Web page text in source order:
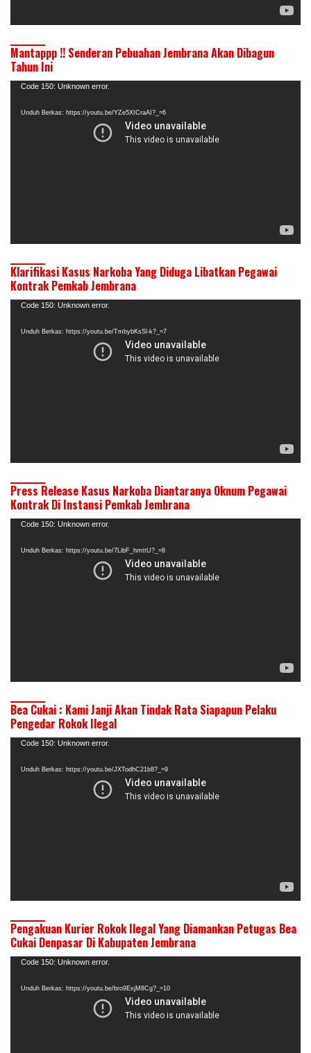
Mantappp !! Senderan Pebuahan Jembrana Akan Dibagun
Tahun Ini
Pemutar
Code 150: Unknown error.
Unduh Berkas: https://youtu.be/YZe5XICraAI?_=6
Klarifikasi Kasus Narkoba Yang Diduga Libatkan Pegawai
Kontrak Pemkab Jembrana
Pemutar
Code 150: Unknown error.
Unduh Berkas: https://youtu.be/TmbybKsSl-k?_=7
Press Release Kasus Narkoba Diantaranya Oknum Pegawai
Kontrak Di Instansi Pemkab Jembrana
Pemutar
Code 150: Unknown error.
Unduh Berkas: https://youtu.be/7LibF_hmttU?_=8
Bea Cukai : Kami Janji Akan Tindak Rata Siapapun Pelaku
Pengedar Rokok Ilegal
Pemutar
Code 150: Unknown error.
Unduh Berkas: https://youtu.be/JXTodhC21b8?_=9
Pengakuan Kurier Rokok Ilegal Yang Diamankan Petugas Bea
Cukai Denpasar Di Kabupaten Jembrana
Pemutar
Code 150: Unknown error.
Unduh Berkas: https://youtu.be/bro9ExjM8Cg?_=10